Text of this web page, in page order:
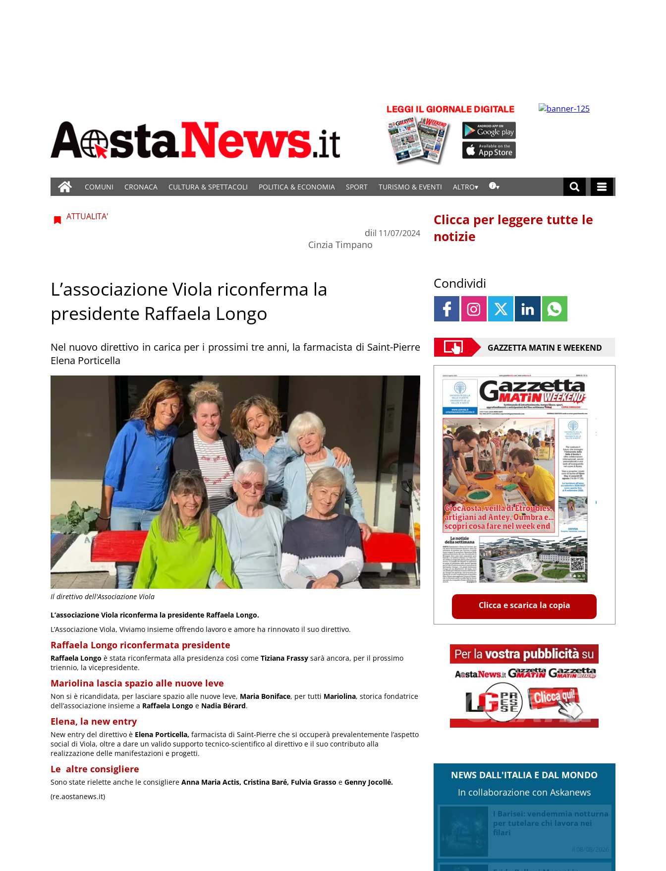
COMUNI CRONACA CULTURA & SPETTACOLI POLITICA & ECONOMIA SPORT TURISMO & EVENTI ALTRO
Il direttivo dell'Associazione Viola
ATTUALITA'
di
Cinzia Timpano
il 11/07/2024
L’associazione Viola riconferma la
presidente Raffaela Longo
Nel nuovo direttivo in carica per i prossimi tre anni, la farmacista di Saint-Pierre
Elena Porticella
L’associazione Viola riconferma la presidente Raffaela Longo.
L’Associazione Viola, Viviamo insieme offrendo lavoro e amore ha rinnovato il suo direttivo.
Raffaela Longo riconfermata presidente
Raffaela Longo è stata riconfermata alla presidenza così come Tiziana Frassy sarà ancora, per il prossimo
triennio, la vicepresidente.
Mariolina lascia spazio alle nuove leve
Non si è ricandidata, per lasciare spazio alle nuove leve, Maria Boniface, per tutti Mariolina, storica fondatrice
dell’associazione insieme a Raffaela Longo e Nadia Bérard.
Elena, la new entry
New entry del direttivo è Elena Porticella, farmacista di Saint-Pierre che si occuperà prevalentemente l’aspetto
social di Viola, oltre a dare un valido supporto tecnico-scientifico al direttivo e il suo contributo alla
realizzazione delle manifestazioni e progetti.
Le altre consigliere
Sono state rielette anche le consigliere Anna Maria Actis, Cristina Baré, Fulvia Grasso e Genny Jocollé.
(re.aostanews.it)
Clicca per leggere tutte le
notizie
Condividi
GAZZETTA MATIN E WEEKEND
Clicca e scarica la copia
NEWS DALL'ITALIA E DAL MONDO
In collaborazione con Askanews
I Barisei: vendemmia notturna
per tutelare chi lavora nei
filari